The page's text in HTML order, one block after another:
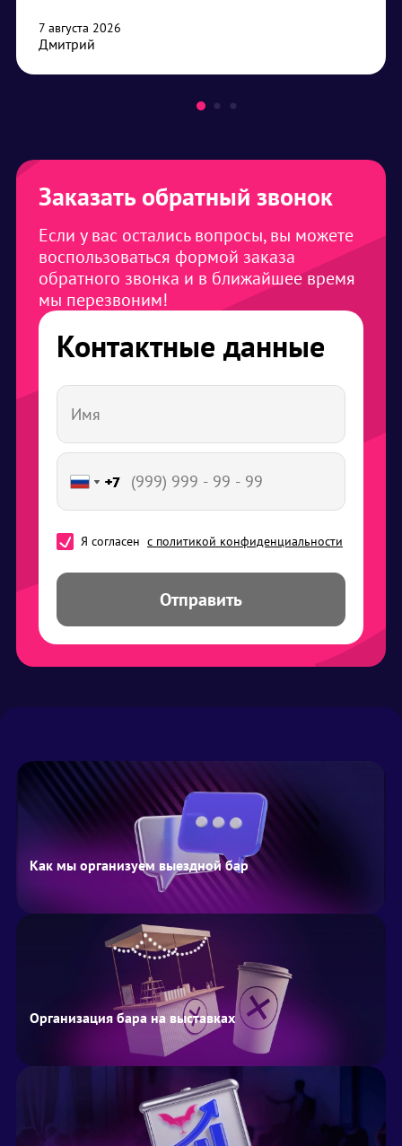
7 августа 2026
Дмитрий
Заказать обратный звонок
Если у вас остались вопросы, вы можете
воспользоваться формой заказа
обратного звонка и в ближайшее время
мы перезвоним!
Контактные данные
+7
+7
+7
+7
+7
Я согласен с политикой конфиденциальности
Отправить
Как мы организуем выездной бар
Организация бара на выставках